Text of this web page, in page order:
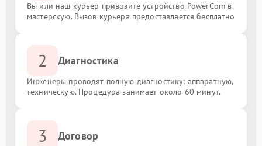
Вы или наш курьер привозите устройство PowerCom в
мастерскую. Вызов курьера предоставляется бесплатно
2 Диагностика
Инженеры проводят полную диагностику: аппаратную,
техническую. Процедура занимает около 60 минут.
3 Договор